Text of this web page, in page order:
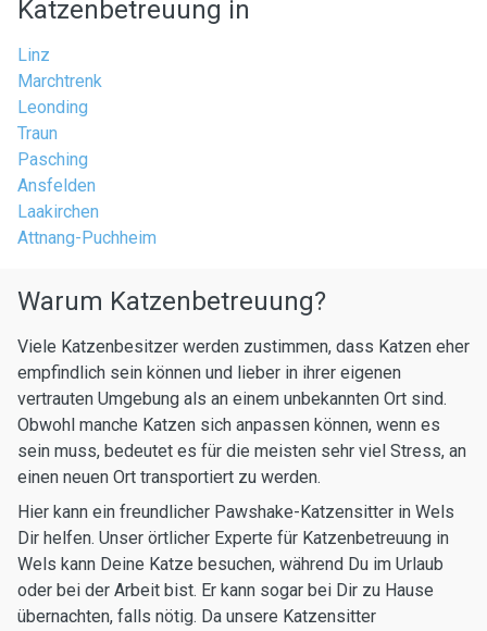
Katzenbetreuung in
Linz
Marchtrenk
Leonding
Traun
Pasching
Ansfelden
Laakirchen
Attnang-Puchheim
Warum Katzenbetreuung?
Viele Katzenbesitzer werden zustimmen, dass Katzen eher
empfindlich sein können und lieber in ihrer eigenen
vertrauten Umgebung als an einem unbekannten Ort sind.
Obwohl manche Katzen sich anpassen können, wenn es
sein muss, bedeutet es für die meisten sehr viel Stress, an
einen neuen Ort transportiert zu werden.
Hier kann ein freundlicher Pawshake-Katzensitter in Wels
Dir helfen. Unser örtlicher Experte für Katzenbetreuung in
Wels kann Deine Katze besuchen, während Du im Urlaub
oder bei der Arbeit bist. Er kann sogar bei Dir zu Hause
übernachten, falls nötig. Da unsere Katzensitter